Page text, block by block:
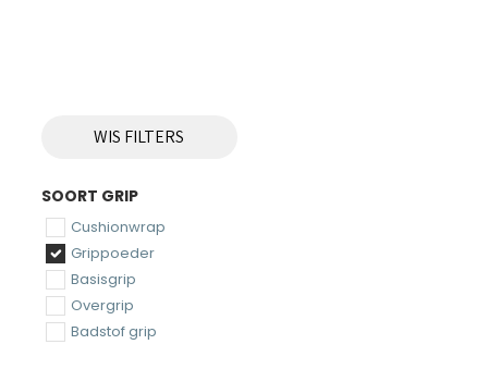
WIS FILTERS
SOORT GRIP
Cushionwrap
Grippoeder
Basisgrip
Overgrip
Badstof grip